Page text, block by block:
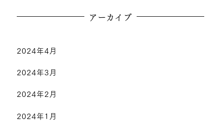
アーカイブ
2024年4月
2024年3月
2024年2月
2024年1月